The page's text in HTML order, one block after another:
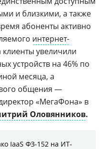
и близкими, а также
абоненты активно
интернет-
клиенты увеличили
устройств на 46% по
месяца, а
общения —
«МегаФона» в
Оловянников.
IaaS ФЗ-152 на ИТ-